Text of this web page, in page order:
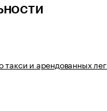
такси и арендованных